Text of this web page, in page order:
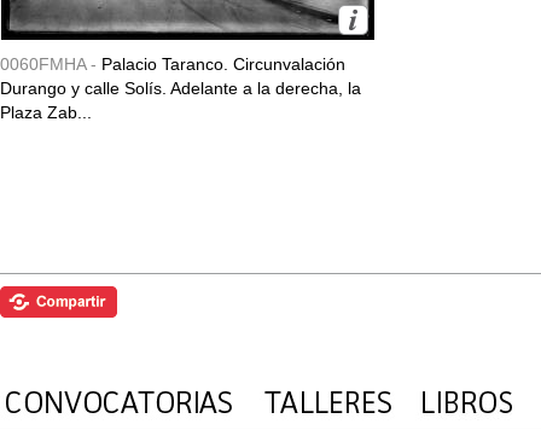
0060FMHA - Palacio Taranco. Circunvalación
Durango y calle Solís. Adelante a la derecha, la
Plaza Zab...